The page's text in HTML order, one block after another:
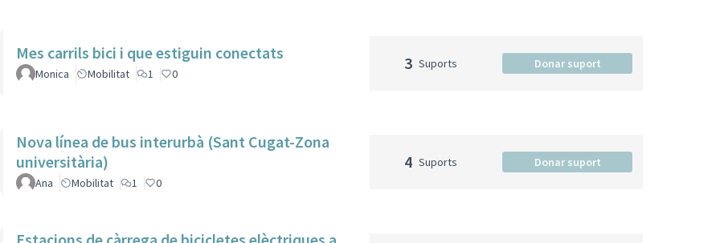
Mes carrils bici i que estiguin conectats
Monica Mobilitat 1 0
3 Suports Donar suport
Nova línea de bus interurbà (Sant Cugat-Zona
universitària)
Ana Mobilitat 1 0
4 Suports Donar suport
Estacions de càrrega de bicicletes elèctriques a